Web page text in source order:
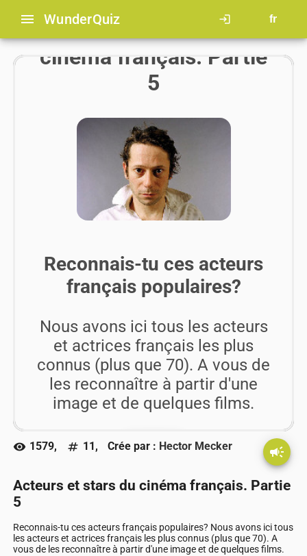
menu WunderQuiz login fr
Acteurs et stars du
cinéma français. Partie
5
Reconnais-tu ces acteurs
français populaires?
Nous avons ici tous les acteurs
et actrices français les plus
connus (plus que 70). A vous de
les reconnaître à partir d'une
image et de quelques films.
play_arrow Go !!
visibility 1579, numbers 11, Crée par : Hector Mecker campaign
Acteurs et stars du cinéma français. Partie
5
Reconnais-tu ces acteurs français populaires? Nous avons ici tous
les acteurs et actrices français les plus connus (plus que 70). A
vous de les reconnaître à partir d'une image et de quelques films.